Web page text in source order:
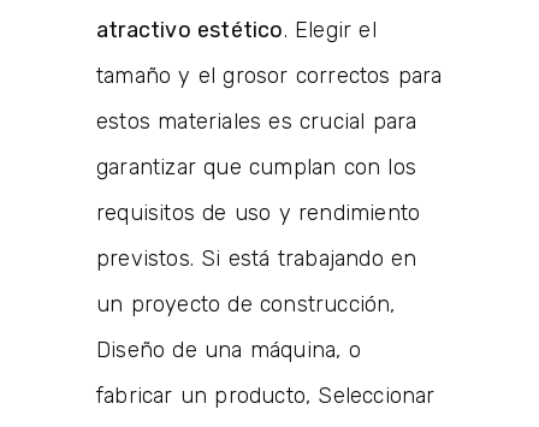
atractivo estético. Elegir el
tamaño y el grosor correctos para
estos materiales es crucial para
garantizar que cumplan con los
requisitos de uso y rendimiento
previstos. Si está trabajando en
un proyecto de construcción,
Diseño de una máquina, o
fabricar un producto, Seleccionar